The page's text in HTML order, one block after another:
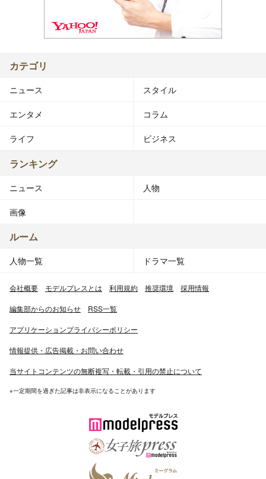
カテゴリ
ニュース スタイル
エンタメ コラム
ライフ ビジネス
ランキング
ニュース 人物
画像
ルーム
人物一覧 ドラマ一覧
会社概要 モデルプレスとは 利用規約 推奨環境 採用情報
編集部からのお知らせ RSS一覧
アプリケーションプライバシーポリシー
情報提供・広告掲載・お問い合わせ
当サイトコンテンツの無断複写・転載・引用の禁止について
※一定期間を過ぎた記事は非表示になることがあります